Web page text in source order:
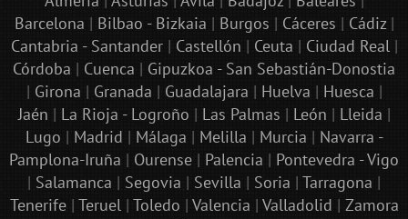
Barcelona | Bilbao - Bizkaia | Burgos | Cáceres | Cádiz|
Cantabria - Santander| Castellón | Ceuta | Ciudad Real|
Córdoba | Cuenca | Gipuzkoa - San Sebastián-Donostia
| Girona | Granada | Guadalajara | Huelva | Huesca |
Jaén | La Rioja - Logroño | Las Palmas | León | Lleida |
Lugo | Madrid | Málaga | Melilla | Murcia | Navarra -
Pamplona-Iruña | Ourense | Palencia | Pontevedra - Vigo
| Salamanca | Segovia | Sevilla | Soria | Tarragona |
Tenerife| Teruel| Toledo | Valencia | Valladolid | Zamora